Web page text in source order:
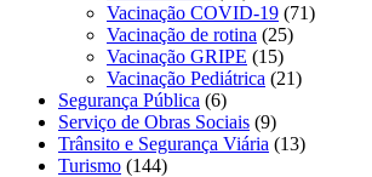
Vacinação COVID-19 (71)
Vacinação de rotina (25)
Vacinação GRIPE (15)
Vacinação Pediátrica (21)
Segurança Pública (6)
Serviço de Obras Sociais (9)
Trânsito e Segurança Viária (13)
Turismo (144)